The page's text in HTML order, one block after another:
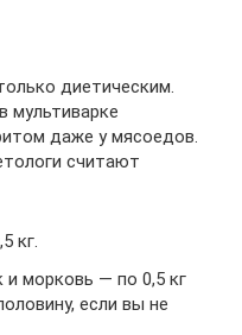
диетическим.
мультиварке
даже у мясоедов.
считают
кг.
и морковь — по 0,5 кг
если вы не